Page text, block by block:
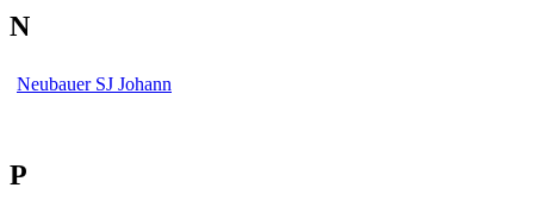
N
Neubauer SJ Johann
P